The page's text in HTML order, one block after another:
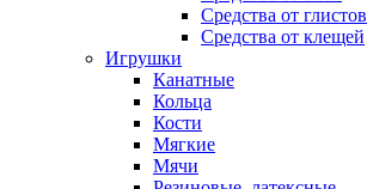
Средства от глистов
Средства от клещей
Игрушки
Канатные
Кольца
Кости
Мягкие
Мячи